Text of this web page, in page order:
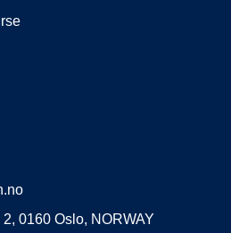
0160 Oslo, NORWAY